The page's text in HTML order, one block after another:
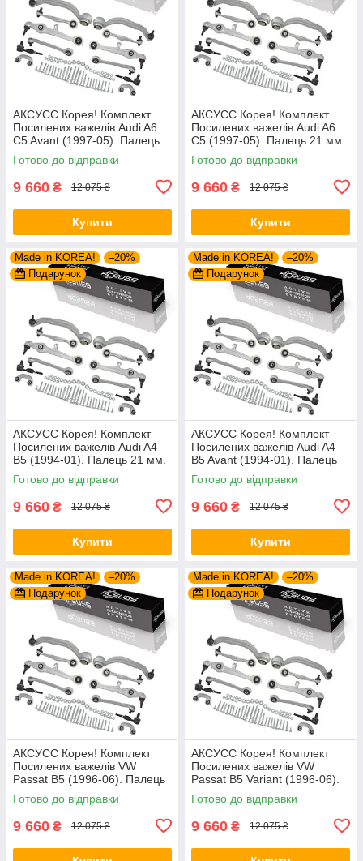
АКСУСС Корея! Комплект
Посилених важелів Audi A6
C5 Avant (1997-05). Палець
21 мм. 27421 01 ,
8D0498998B ,
Готово до відправки
9 660 ₴ 12 075 ₴
Купити
АКСУСС Корея! Комплект
Посилених важелів Audi A6
C5 (1997-05). Палець 21 мм.
27421 01 , 8D0498998B ,
1160500029/HD
Готово до відправки
9 660 ₴ 12 075 ₴
Купити
Made in KOREA!
–20%
Подарунок
АКСУСС Корея! Комплект
Посилених важелів Audi A4
B5 (1994-01). Палець 21 мм.
27421 01 , 8D0498998B ,
1160500029/HD
Готово до відправки
9 660 ₴ 12 075 ₴
Купити
Made in KOREA!
–20%
Подарунок
АКСУСС Корея! Комплект
Посилених важелів Audi A4
B5 Avant (1994-01). Палець
21 мм. 27421 01 ,
8D0498998B ,
Готово до відправки
9 660 ₴ 12 075 ₴
Купити
Made in KOREA!
–20%
Подарунок
АКСУСС Корея! Комплект
Посилених важелів VW
Passat B5 (1996-06). Палець
21 мм. 27421 01 ,
8D0498998B ,
Готово до відправки
9 660 ₴ 12 075 ₴
Made in KOREA!
–20%
Подарунок
АКСУСС Корея! Комплект
Посилених важелів VW
Passat B5 Variant (1996-06).
Палець 21 мм. 27421 01 ,
8D0498998B ,
Готово до відправки
9 660 ₴ 12 075 ₴